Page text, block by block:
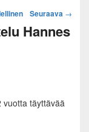
Seuraava →
Hannes
vuotta täyttävää